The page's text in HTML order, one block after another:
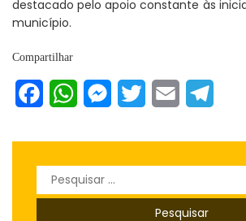
destacado pelo apoio constante às
município.
Compartilhar
FacebookWhatsAppMessenger
Twitter Email
Pesquisar
por: